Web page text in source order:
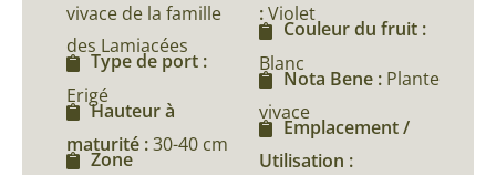
vivace de la famille
des Lamiacées
Type de port :
Erigé
Hauteur à
maturité :30-40 cm
Zone
:Violet
Couleur du fruit :
Blanc
Nota Bene : Plante
vivace
Emplacement /
Utilisation :